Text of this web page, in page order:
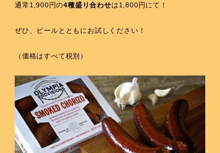
通常1,900円の4種盛り合わせは1,800円にて！
ぜひ、ビールとともにお試しください！
（価格はすべて税別）